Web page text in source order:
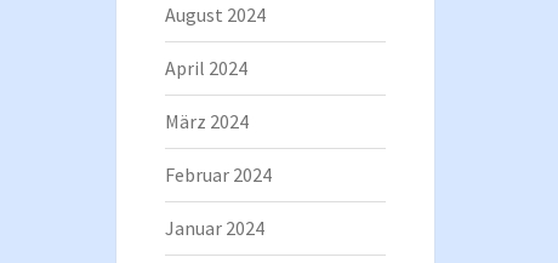
August 2024
April 2024
März 2024
Februar 2024
Januar 2024